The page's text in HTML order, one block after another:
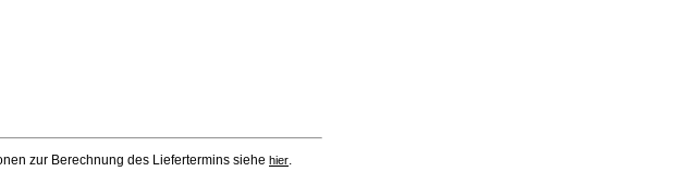
zur Berechnung des Liefertermins siehe hier.